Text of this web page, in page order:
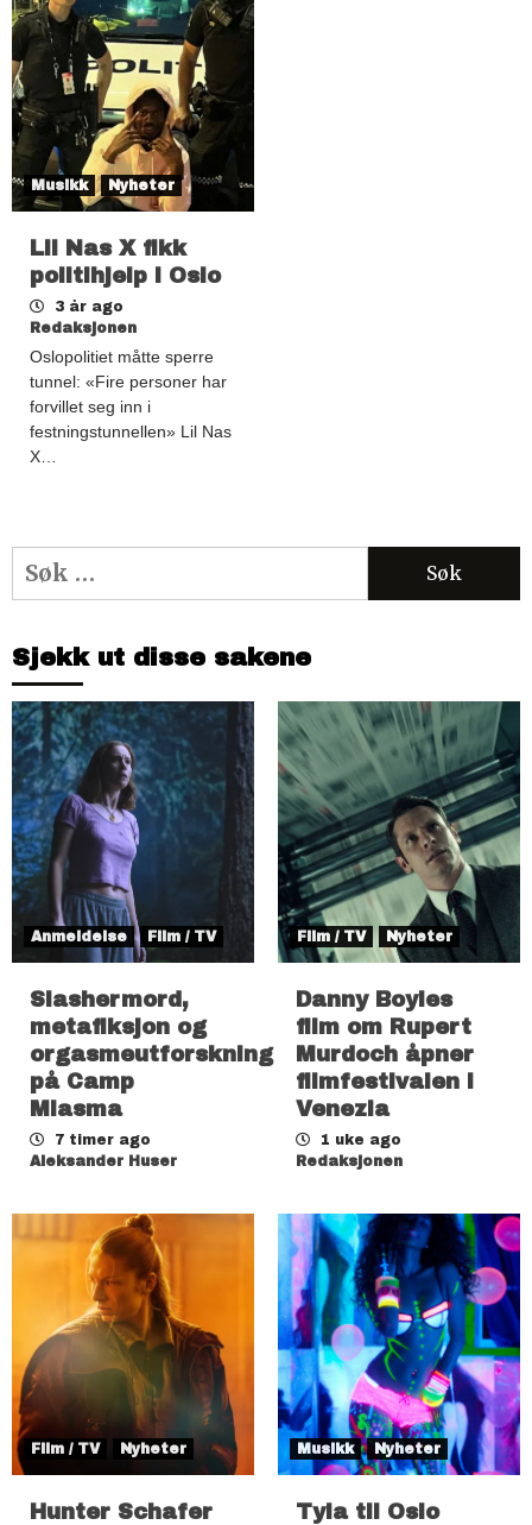
Musikk Nyheter
Lil Nas X fikk
politihjelp i Oslo
3 år ago
Redaksjonen
Oslopolitiet måtte sperre
tunnel: «Fire personer har
forvillet seg inn i
festningstunnellen» Lil Nas
X…
Søk
etter:
Sjekk ut disse sakene
Anmeldelse Film / TV
Slashermord,
metafiksjon og
orgasmeutforskning
på Camp
Miasma
7 timer ago
Aleksander Huser
Film / TV Nyheter
Danny Boyles
film om Rupert
Murdoch åpner
filmfestivalen i
Venezia
1 uke ago
Redaksjonen
Film / TV Nyheter
Hunter Schafer
Musikk Nyheter
Tyla til Oslo